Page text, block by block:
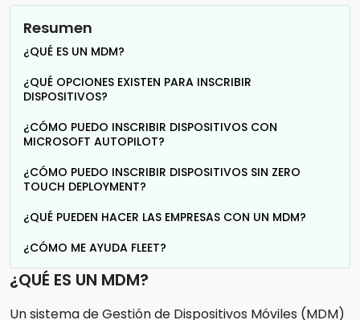
Resumen
¿QUÉ ES UN MDM?
¿QUÉ OPCIONES EXISTEN PARA INSCRIBIR
DISPOSITIVOS?
¿CÓMO PUEDO INSCRIBIR DISPOSITIVOS CON
MICROSOFT AUTOPILOT?
¿CÓMO PUEDO INSCRIBIR DISPOSITIVOS SIN ZERO
TOUCH DEPLOYMENT?
¿QUÉ PUEDEN HACER LAS EMPRESAS CON UN MDM?
¿CÓMO ME AYUDA FLEET?
¿QUÉ ES UN MDM?
Un sistema de Gestión de Dispositivos Móviles (MDM)